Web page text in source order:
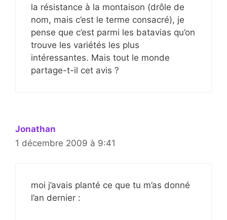
la résistance à la montaison (drôle de
nom, mais c’est le terme consacré), je
pense que c’est parmi les batavias qu’on
trouve les variétés les plus
intéressantes. Mais tout le monde
partage-t-il cet avis ?
Jonathan
1 décembre 2009 à 9:41
moi j’avais planté ce que tu m’as donné
l’an dernier :